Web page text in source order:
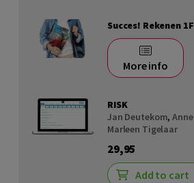
Succes! Rekenen 1F
More info
RISK
Jan Deutekom,Anne
Marleen Tigelaar
29,95
Add to cart